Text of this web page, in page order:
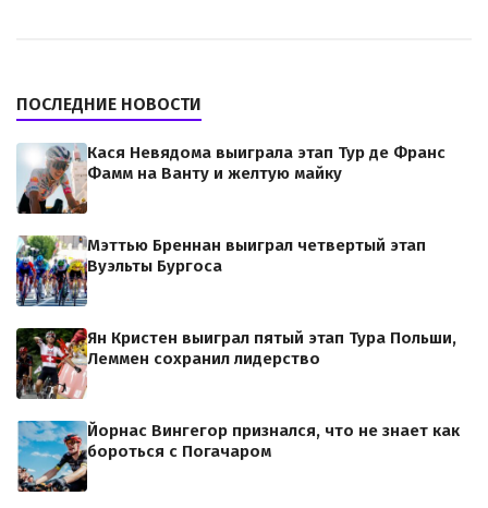
ПОСЛЕДНИЕ НОВОСТИ
Кася Невядома выиграла этап Тур де Франс
Фамм на Ванту и желтую майку
Мэттью Бреннан выиграл четвертый этап
Вуэльты Бургоса
Ян Кристен выиграл пятый этап Тура Польши,
Леммен сохранил лидерство
Йорнас Вингегор признался, что не знает как
бороться с Погачаром